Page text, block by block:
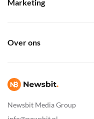
Newsbit Media Group
Marketing
Over ons